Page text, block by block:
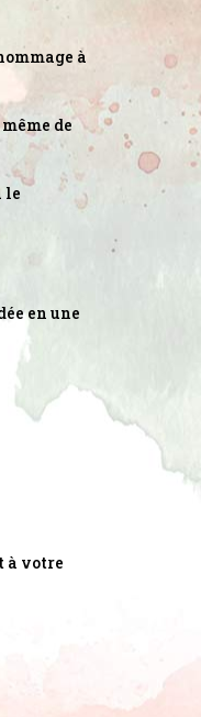
à
de
le
en une
à votre